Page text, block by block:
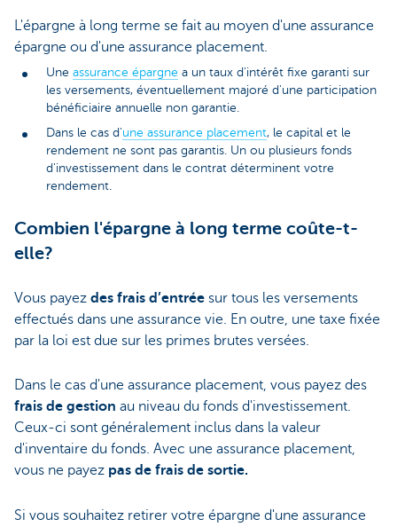
L'épargne à long terme se fait au moyen d'une assurance
épargne ou d'une assurance placement.
Une assurance épargne a un taux d'intérêt fixe garanti sur
les versements, éventuellement majoré d'une participation
bénéficiaire annuelle non garantie.
Dans le cas d'une assurance placement, le capital et le
rendement ne sont pas garantis. Un ou plusieurs fonds
d'investissement dans le contrat déterminent votre
rendement.
Combien l'épargne à long terme coûte-t-
elle?
Vous payez des frais d’entrée sur tous les versements
effectués dans une assurance vie. En outre, une taxe fixée
par la loi est due sur les primes brutes versées.
Dans le cas d'une assurance placement, vous payez des
frais de gestion au niveau du fonds d'investissement.
Ceux-ci sont généralement inclus dans la valeur
d'inventaire du fonds. Avec une assurance placement,
vous ne payez pas de frais de sortie.
Si vous souhaitez retirer votre épargne d'une assurance